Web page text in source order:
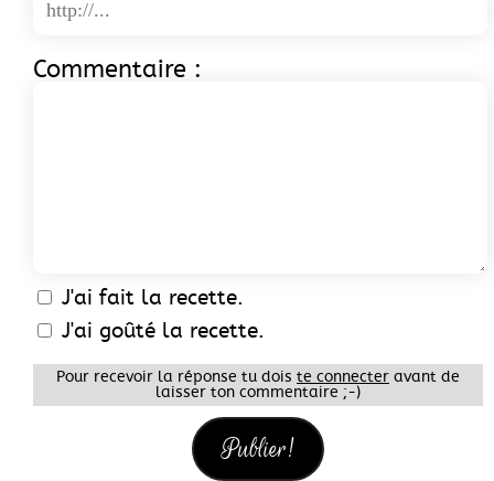
Commentaire :
J'ai fait la recette.
J'ai goûté la recette.
Pour recevoir la réponse tu dois te connecter avant de
laisser ton commentaire ;-)